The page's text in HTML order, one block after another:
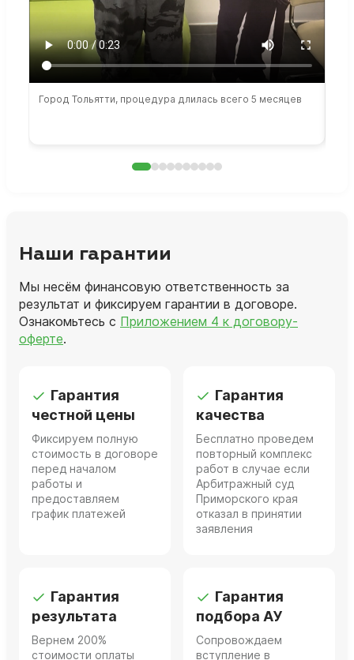
Город Тольятти, процедура длилась всего 5 месяцев
Наши гарантии
Мы несём финансовую ответственность за
результат и фиксируем гарантии в договоре.
Ознакомьтесь с Приложением 4 к договору-
оферте.
Гарантия
честной цены
Фиксируем полную
стоимость в договоре
перед началом
работы и
предоставляем
график платежей
Гарантия
качества
Бесплатно проведем
повторный комплекс
работ в случае если
Арбитражный суд
Приморского края
отказал в принятии
заявления
Гарантия
результата
Вернем 200%
стоимости оплаты
Гарантия
подбора АУ
Сопровождаем
вступление в